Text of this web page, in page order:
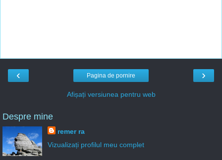
‹ ›
Pagina de pornire
Afișați versiunea pentru web
Despre mine
remer ra
Vizualizați profilul meu complet